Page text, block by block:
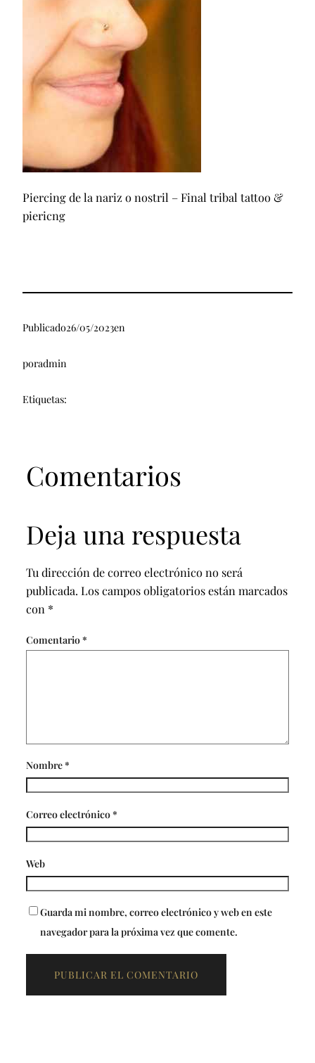
Piercing de la nariz o nostril – Final tribal tattoo &
piericng
Publicado26/05/2023en
poradmin
Etiquetas:
Comentarios
Deja una respuesta
Tu dirección de correo electrónico no será
publicada. Los campos obligatorios están marcados
con *
Comentario*
Nombre*
Correo electrónico*
Web
Guarda mi nombre, correo electrónico y web en este
navegador para la próxima vez que comente.